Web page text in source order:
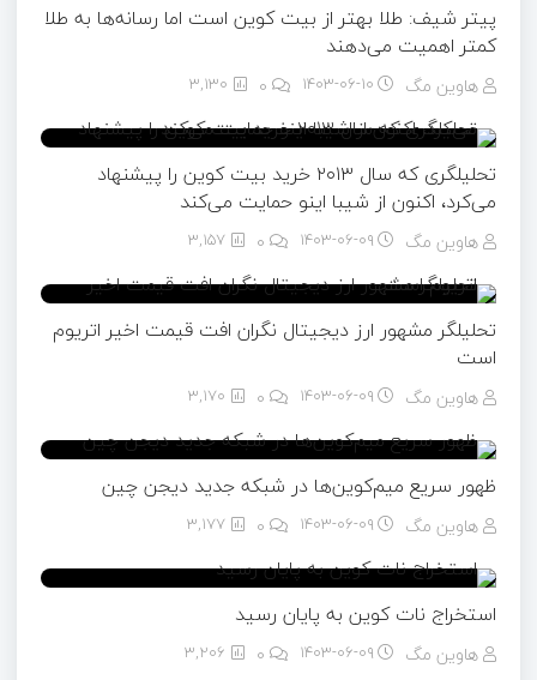
پیتر شیف: طلا بهتر از بیت کوین است اما رسانه‌ها به طلا
کمتر اهمیت می‌دهند
هاوین مگ ۱۴۰۳-۰۶-۱۰ 3,130
تحلیلگری که سال ۲۰۱۳ خرید بیت کوین را پیشنهاد
می‌کرد، اکنون از شیبا اینو حمایت می‌کند
هاوین مگ ۱۴۰۳-۰۶-۰۹ 3,157
تحلیلگر مشهور ارز دیجیتال نگران افت قیمت اخیر اتریوم
است
هاوین مگ ۱۴۰۳-۰۶-۰۹ 3,170
ظهور سریع میم‌کوین‌ها در شبکه جدید دیجن چین
هاوین مگ ۱۴۰۳-۰۶-۰۹ 3,177
استخراج نات کوین به پایان رسید
هاوین مگ ۱۴۰۳-۰۶-۰۹ 3,206